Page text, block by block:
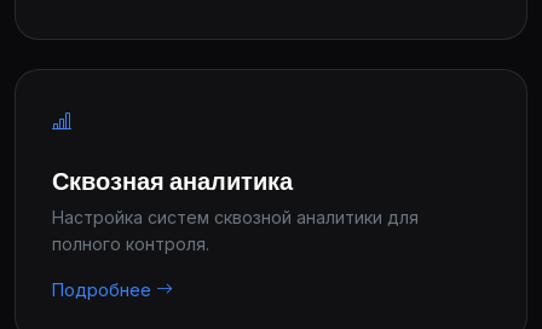
Сквозная аналитика
Настройка систем сквозной аналитики для
полного контроля.
Подробнее